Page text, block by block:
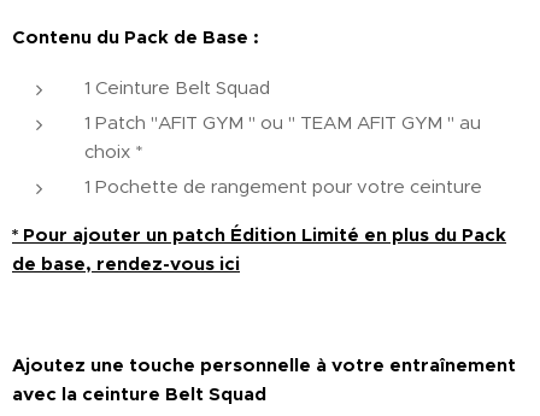
Contenu du Pack de Base :
1 Ceinture Belt Squad
1 Patch "AFIT GYM " ou " TEAM AFIT GYM " au
choix *
1 Pochette de rangement pour votre ceinture
* Pour ajouter un patch Édition Limité en plus du Pack
de base, rendez-vous ici
Ajoutez une touche personnelle à votre entraînement
avec la ceinture Belt Squad